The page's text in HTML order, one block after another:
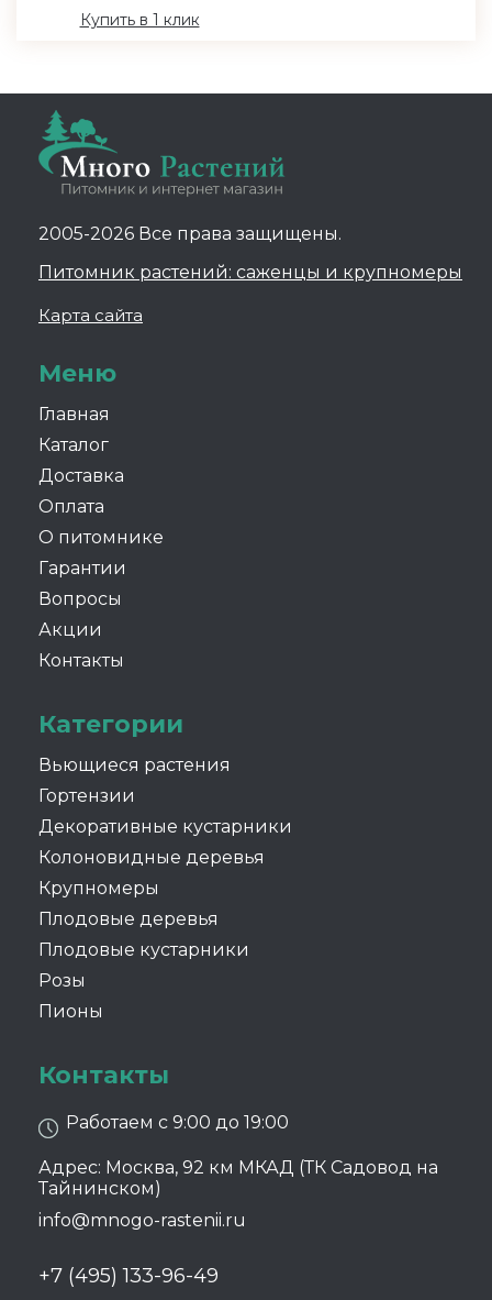
Купить в 1 клик
2005-2026 Все права защищены.
Питомник растений: саженцы и крупномеры
Карта сайта
Меню
Главная
Каталог
Доставка
Оплата
О питомнике
Гарантии
Вопросы
Акции
Контакты
Категории
Вьющиеся растения
Гортензии
Декоративные кустарники
Колоновидные деревья
Крупномеры
Плодовые деревья
Плодовые кустарники
Розы
Пионы
Контакты
Работаем с 9:00 до 19:00
Адрес: Москва, 92 км МКАД (ТК Садовод на
Тайнинском)
info@mnogo-rastenii.ru
+7 (495) 133-96-49